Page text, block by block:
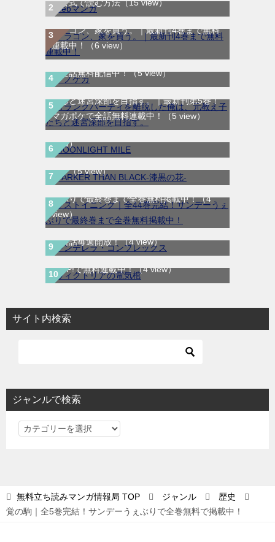
を公式で読む方法（15 view）
ドラゴン、家を買う。｜最新刊4巻まで無料
連載中！
（6 view）
テノゲカ｜最新刊第2巻！サンデーうぇぶり
で全話無料配信中！（5 view）
Ａランクパーティを離脱した俺は、元教え子
たちと迷宮深部を目指す。｜最新刊第5巻！
マガポケで全話無料連載中！
（5 view）
MOONLIGHT MILE｜最新刊第23巻！マンガ
ワンで最新刊まで全巻無料配信中！（5
view）
DARKER THAN BLACK-漆黒の花-｜全4巻完
結！マンガUP!で最終巻まで全巻無料配信
中！（5 view）
ラストイニング｜全44巻完結！サンデーう
ぇぶりで最終巻まで全巻無料掲載中！（4
view）
シンデレラ・コンプレックス｜マンガMeeで
無料話毎週開放！（4 view）
ヴィクトリアの電気棺｜最新刊第2巻！マン
ガUP!で無料連載中！（4 view）
サイト内検索
ジャンルで検索
ジ
検
無料立ち読みマンガ情報局 TOP ジャンル
歴史
覚の駒｜全5巻完結！サンデーうぇぶりで全巻無料で掲載中！